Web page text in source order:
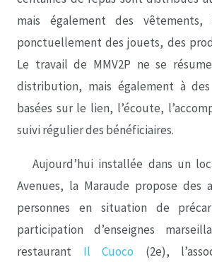
mais également des vêtements,
ponctuellement des jouets, des
Le travail de MMV2P ne se
distribution, mais également à des
basées sur le lien, l’écoute,
suivi régulier des bénéficiaires.
Aujourd’hui installée dans un
Avenues, la Maraude propose des
personnes en situation de
participation d’enseignes
restaurant Il Cuoco (2e),